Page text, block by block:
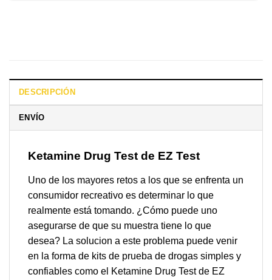
DESCRIPCIÓN
ENVÍO
Ketamine Drug Test de EZ Test
Uno de los mayores retos a los que se enfrenta un
consumidor recreativo es determinar lo que
realmente está tomando. ¿Cómo puede uno
asegurarse de que su muestra tiene lo que
desea? La solucion a este problema puede venir
en la forma de kits de prueba de drogas simples y
confiables como el Ketamine Drug Test de EZ